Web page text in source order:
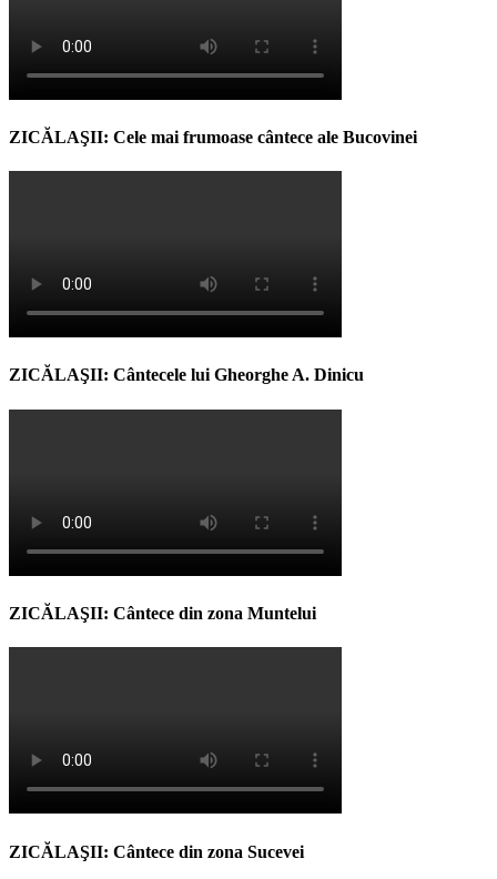
ZICĂLAŞII: Cele mai frumoase cântece ale Bucovinei
ZICĂLAŞII: Cântecele lui Gheorghe A. Dinicu
ZICĂLAŞII: Cântece din zona Muntelui
ZICĂLAŞII: Cântece din zona Sucevei